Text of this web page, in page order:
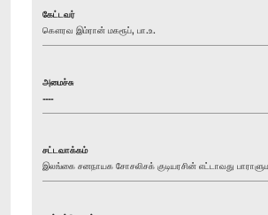
கேட்டவர்
கௌரவ இம்ரான் மகரூப், பா.உ.
அமைச்சு
----
சட்டவாக்கம்
இலங்கை சனநாயக சோசலிசக் குடியரசின் எட்டாவது